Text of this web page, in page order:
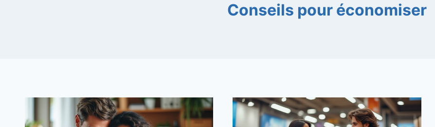
Conseils pour économiser